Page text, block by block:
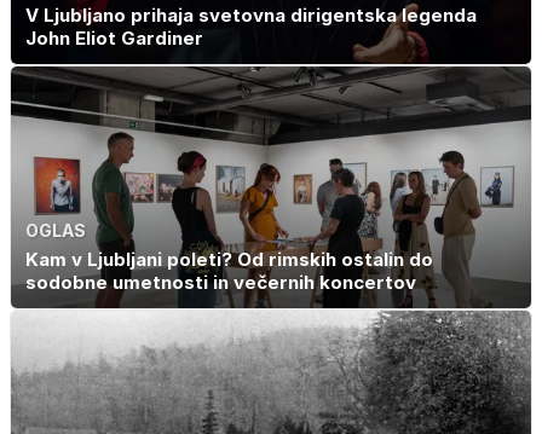
V Ljubljano prihaja svetovna dirigentska legenda
John Eliot Gardiner
OGLAS
Kam v Ljubljani poleti? Od rimskih ostalin do
sodobne umetnosti in večernih koncertov